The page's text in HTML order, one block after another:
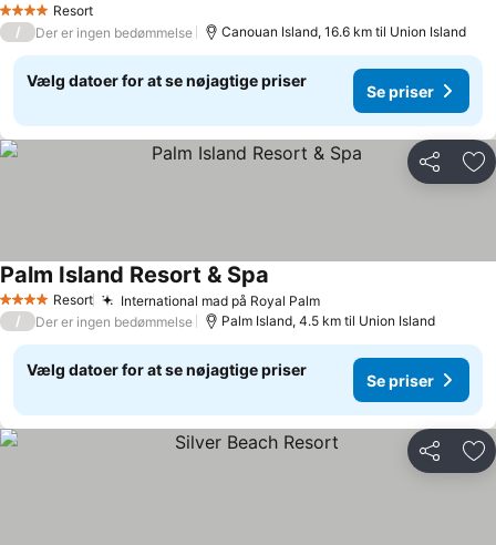
4 StjernerResort
/ Der er ingen bedømmelse Canouan Island, 16.6 km til Union Island
Vælg datoer for at se nøjagtige priser
Se priser
Del
4 StjernerResort International mad på Royal Palm
Palm Island Resort & Spa
/ Der er ingen bedømmelse Palm Island, 4.5 km til Union Island
Vælg datoer for at se nøjagtige priser
Se priser
Del